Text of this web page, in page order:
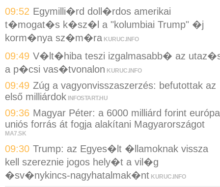
09:52 Egymilli�rd doll�rdos amerikai
t�mogat�s k�sz�l a "kolumbiai Trump" �j
korm�nya sz�m�ra KURUC.INFO
09:49 V�lt�hiba teszi izgalmasabb� az
a p�csi vas�tvonalon KURUC.INFO
09:49 Zúg a vagyonvisszaszerzés: befutottak az
első milliárdok INFOSTART.HU
09:36 Magyar Péter: a 6000 milliárd forint
uniós forrás át fogja alakítani Magyarországot
MA7.SK
09:30 Trump: az Egyes�lt �llamoknak vissza
kell szereznie jogos hely�t a vil�g
�sv�nykincs-nagyhatalmak�nt KURUC.INFO